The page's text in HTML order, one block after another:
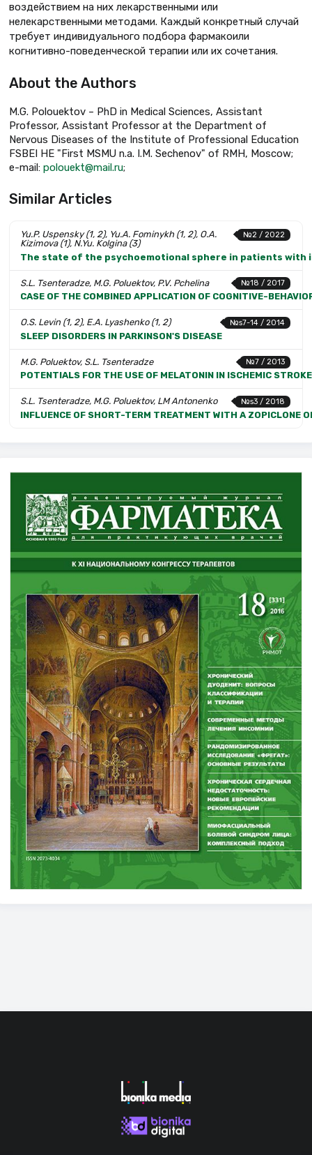
воздействием на них лекарственными или
нелекарственными методами. Каждый конкретный случай
требует индивидуального подбора фармакоили
когнитивно-поведенческой терапии или их сочетания.
About the Authors
M.G. Polouektov – PhD in Medical Sciences, Assistant
Professor, Assistant Professor at the Department of
Nervous Diseases of the Institute of Professional Education
FSBEI HE "First MSMU n.a. I.M. Sechenov" of RMH, Moscow;
e-mail: polouekt@mail.ru;
Similar Articles
№2 / 2022
Yu.P. Uspensky (1, 2), Yu.A. Fominykh (1, 2), O.A.
Kizimova (1), N.Yu. Kolgina (3)
The state of the psychoemotional sphere in patients with
№18 / 2017
S.L. Tsenteradze, M.G. Poluektov, P.V. Pchelina
CASE OF THE COMBINED APPLICATION OF COGNITIVE-
№s7-14 / 2014
O.S. Levin (1, 2), E.A. Lyashenko (1, 2)
SLEEP DISORDERS IN PARKINSON'S DISEASE
№7 / 2013
M.G. Poluektov, S.L. Tsenteradze
POTENTIALS FOR THE USE OF MELATONIN IN ISCHEMIC STROKE
№s3 / 2018
S.L. Tsenteradze, M.G. Poluektov, LM Antonenko
INFLUENCE OF SHORT-TERM TREATMENT WITH A ZOPICLONE